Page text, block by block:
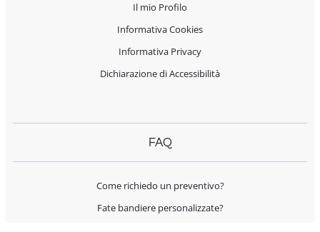
Il mio Profilo
Informativa Cookies
Informativa Privacy
Dichiarazione di Accessibilità
FAQ
Come richiedo un preventivo?
Fate bandiere personalizzate?